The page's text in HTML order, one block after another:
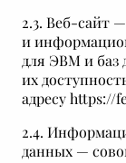
2.3. Веб-сайт
и
для ЭВМ и баз
их
адресу
2.4.
данных —